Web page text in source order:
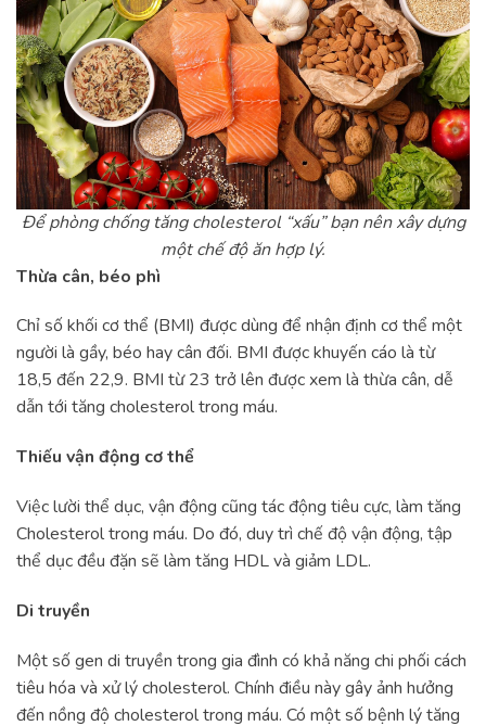
Để phòng chống tăng cholesterol “xấu” bạn nên xây dựng
một chế độ ăn hợp lý.
Thừa cân, béo phì
Chỉ số khối cơ thể (BMI) được dùng để nhận định cơ thể một
người là gầy, béo hay cân đối. BMI được khuyến cáo là từ
18,5 đến 22,9. BMI từ 23 trở lên được xem là thừa cân, dễ
dẫn tới tăng cholesterol trong máu.
Thiếu vận động cơ thể
Việc lười thể dục, vận động cũng tác động tiêu cực, làm tăng
Cholesterol trong máu. Do đó, duy trì chế độ vận động, tập
thể dục đều đặn sẽ làm tăng HDL và giảm LDL.
Di truyền
Một số gen di truyền trong gia đình có khả năng chi phối cách
tiêu hóa và xử lý cholesterol. Chính điều này gây ảnh hưởng
đến nồng độ cholesterol trong máu. Có một số bệnh lý tăng